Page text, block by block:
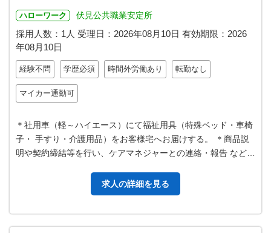
ハローワーク 伏見公共職業安定所
採用人数：1人 受理日： 2026年08月10日 有効期限： 2026
年08月10日
経験不問 学歴必須 時間外労働あり 転勤なし
マイカー通勤可
＊社用車（軽～ハイエース）にて福祉用具（特殊ベッド・車椅
子・ 手すり・介護用品）をお客様宅へお届けする。 ＊商品説
明や契約締結等を行い、ケアマネジャーとの連絡・報告 などを
求人の詳細を見る